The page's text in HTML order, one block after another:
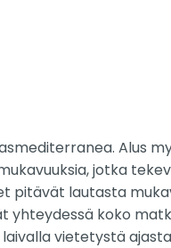
Alus
jotka
pitävät lautasta
koko
vietetystä